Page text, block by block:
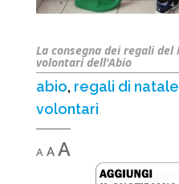
La consegna dei regali
volontari dell'Abio
abio, regali di natale
volontari
A
Decrease
font
A
Reset
font
AIncrease
font